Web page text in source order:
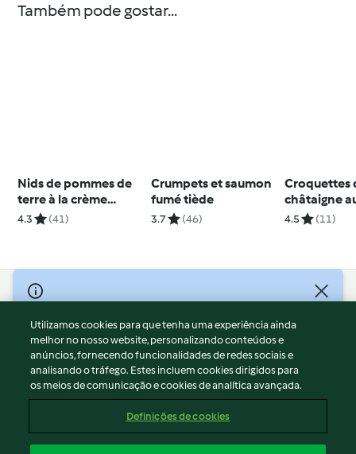
Também pode gostar...
Nids de pommes de
terre à la crème
fraîche et au saumon
4.3 (41)
Crumpets et saumon
fumé tiède
3.7 (46)
Croquettes
châtaigne
fumé
4.5 (11)
© Copyright 2026
Termos de Utilização
Aviso sobre Proteção de Dados
Aviso
Apoio legal
Conteúdo do relatório
Utilizamos cookies para que tenha uma experiência ainda
melhor no nosso website, personalizando conteúdos e
anúncios, fornecendo funcionalidades de redes sociais e
analisando o tráfego. Estes incluem cookies dirigidos para
os meios de comunicação e cookies de analítica avançada.
Definições de cookies